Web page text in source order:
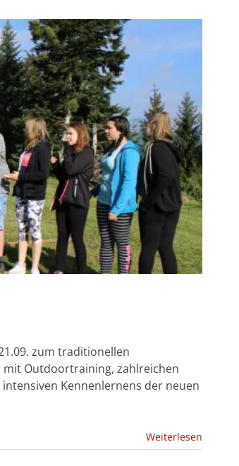
zum traditionellen
mit Outdoortraining, zahlreichen
Kennenlernens der neuen
Weiterlesen